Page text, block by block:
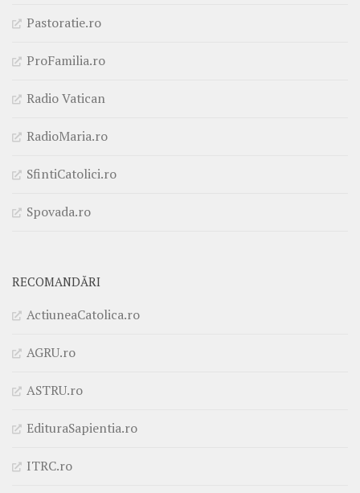
Pastoratie.ro
ProFamilia.ro
Radio Vatican
RadioMaria.ro
SfintiCatolici.ro
Spovada.ro
RECOMANDĂRI
ActiuneaCatolica.ro
AGRU.ro
ASTRU.ro
EdituraSapientia.ro
ITRC.ro